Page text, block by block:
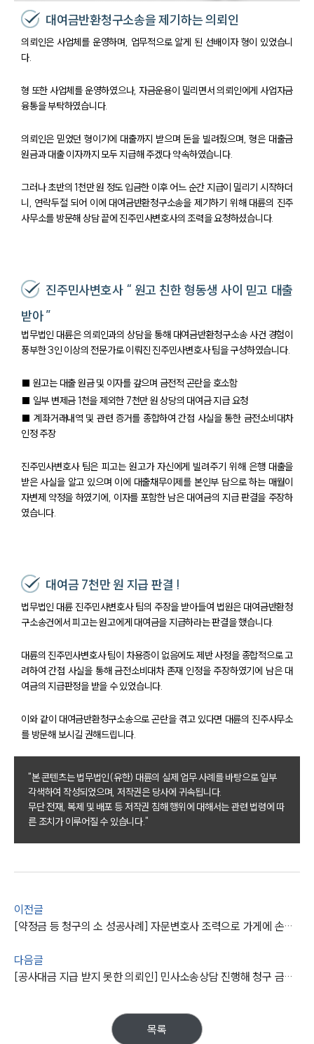
그룹소개
그룹소개
대륜의 강점
오시는 길
주요 업무사례
사례분석/최신동향
법률지식인
고객후기
대여금반환청구소송을 제기하는 의뢰인
의뢰인은 사업체를 운영하며, 업무적으로 알게 된 선배이자 형이 있었습니
다.
형 또한 사업체를 운영하였으나, 자금운용이 밀리면서 의뢰인에게 사업자금
융통을 부탁하였습니다.
의뢰인은 믿었던 형이기에 대출까지 받으며 돈을 빌려줬으며, 형은 대출금
원금과 대출 이자까지 모두 지급해 주겠다 약속하였습니다.
그러나 초반의 1천만 원 정도 입금한 이후 어느 순간 지급이 밀리기 시작하더
니, 연락두절 되어 이에 대여금반환청구소송을 제기하기 위해 대륜의 진주
사무소를 방문해 상담 끝에 진주민사변호사의 조력을 요청하셨습니다.
진주민사변호사 “ 원고 친한 형동생 사이 믿고 대출
받아 ”
법무법인 대륜은 의뢰인과의 상담을 통해 대여금반환청구소송 사건 경험이
풍부한 3인 이상의 전문가로 이뤄진 진주민사변호사 팀을 구성하였습니다.
■ 원고는 대출 원금 및 이자를 갚으며 금전적 곤란을 호소함
■ 일부 변제금 1천을 제외한 7천만 원 상당의 대여금 지급 요청
■ 계좌거래내역 및 관련 증거를 종합하여 간접 사실을 통한 금전소비대차
인정 주장
진주민사변호사 팀은 피고는 원고가 자신에게 빌려주기 위해 은행 대출을
받은 사실을 알고 있으며 이에 대출채무이제를 본인부 담으로 하는 매월이
자변제 약정을 하였기에, 이자를 포함한 남은 대여금의 지급 판결을 주장하
였습니다.
대여금 7천만 원 지급 판결 !
법무법인 대륜 진주민사변호사 팀의 주장을 받아들여 법원은 대여금반환청
구소송건에서 피고는 원고에게 대여금을 지급하라는 판결을 했습니다.
대륜의 진주민사변호사 팀이 차용증이 없음에도 제반 사정을 종합적으로 고
려하여 간접 사실을 통해 금전소비대차 존재 인정을 주장하였기에 남은 대
여금의 지급판정을 받을 수 있었습니다.
이와 같이 대여금반환청구소송으로 곤란을 겪고 있다면 대륜의 진주사무소
를 방문해 보시길 권해드립니다.
"본 콘텐츠는 법무법인(유한) 대륜의 실제 업무 사례를 바탕으로 일부
각색하여 작성되었으며, 저작권은 당사에 귀속됩니다.
무단 전재, 복제 및 배포 등 저작권 침해 행위에 대해서는 관련 법령에 따
른 조치가 이루어질 수 있습니다."
이전글
[약정금 등 청구의 소 성공사례] 자문변호사 조력으로 가게에 손해 끼친 피고에 약정금 등 지급 판결
다음글
[공사대금 지급 받지 못한 의뢰인] 민사소송상담 진행해 청구 금액 지급명령 받아내
목록